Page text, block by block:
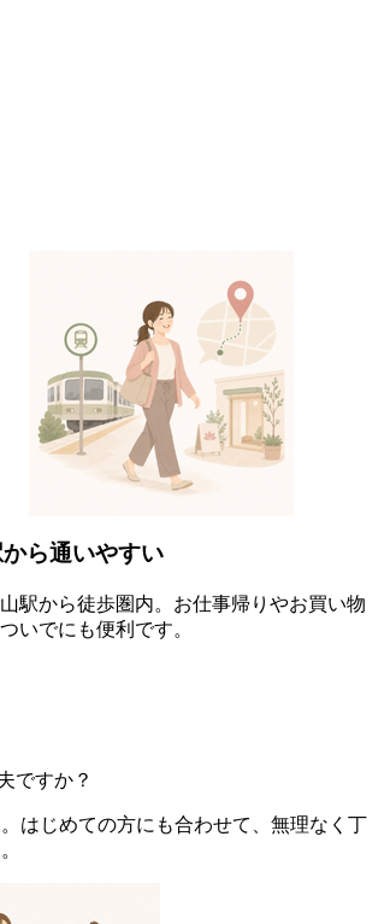
ら通いやすい
駅から徒歩圏内。お仕事帰りやお買い物
いでにも便利です。
ですか？
はじめての方にも合わせて、無理なく丁